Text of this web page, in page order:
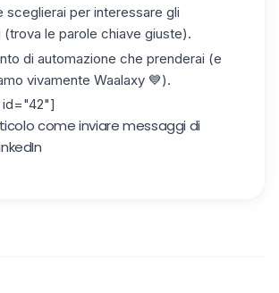
sceglierai per interessare gli
le parole chiave giuste).
di automazione che prenderai (e
vivamente Waalaxy 💙).
id="42"]
come inviare messaggi di